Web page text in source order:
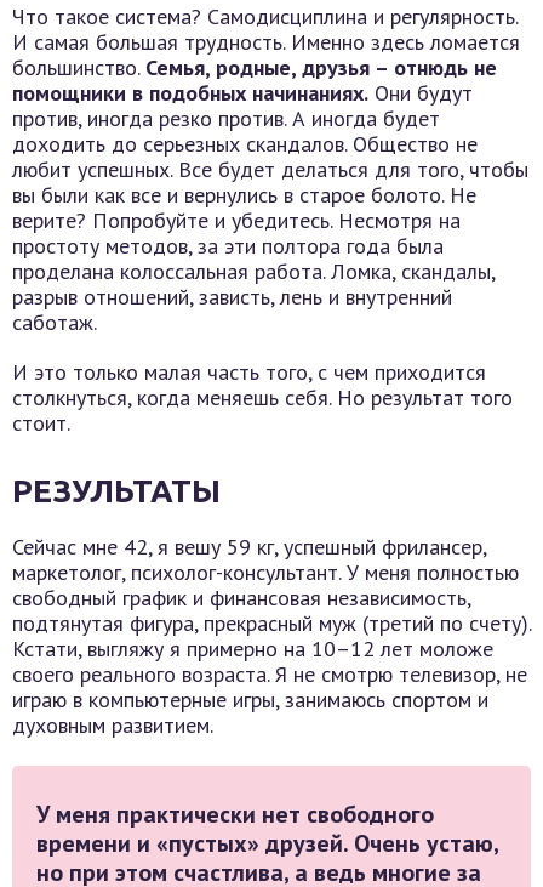
Что такое система? Самодисциплина и регулярность.
И самая большая трудность. Именно здесь ломается
большинство. Семья, родные, друзья – отнюдь не
помощники в подобных начинаниях. Они будут
против, иногда резко против. А иногда будет
доходить до серьезных скандалов. Общество не
любит успешных. Все будет делаться для того, чтобы
вы были как все и вернулись в старое болото. Не
верите? Попробуйте и убедитесь. Несмотря на
простоту методов, за эти полтора года была
проделана колоссальная работа. Ломка, скандалы,
разрыв отношений, зависть, лень и внутренний
саботаж.
И это только малая часть того, с чем приходится
столкнуться, когда меняешь себя. Но результат того
стоит.
РЕЗУЛЬТАТЫ
Сейчас мне 42, я вешу 59 кг, успешный фрилансер,
маркетолог, психолог-консультант. У меня полностью
свободный график и финансовая независимость,
подтянутая фигура, прекрасный муж (третий по счету).
Кстати, выгляжу я примерно на 10–12 лет моложе
своего реального возраста. Я не смотрю телевизор, не
играю в компьютерные игры, занимаюсь спортом и
духовным развитием.
У меня практически нет свободного
времени и «пустых» друзей. Очень устаю,
но при этом счастлива, а ведь многие за